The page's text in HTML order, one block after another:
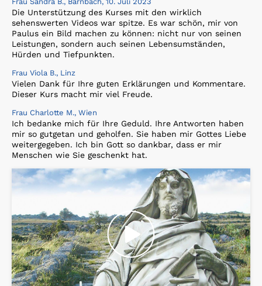
Die Unterstützung des Kurses mit den wirklich
sehenswerten Videos war spitze. Es war schön, mir von
Paulus ein Bild machen zu können: nicht nur von seinen
Leistungen, sondern auch seinen Lebensumständen,
Hürden und Tiefpunkten.
Frau Viola B., Linz
Vielen Dank für Ihre guten Erklärungen und Kommentare.
Dieser Kurs macht mir viel Freude.
Frau Charlotte M., Wien
Ich bedanke mich für Ihre Geduld. Ihre Antworten haben
mir so gutgetan und geholfen. Sie haben mir Gottes Liebe
weitergegeben. Ich bin Gott so dankbar, dass er mir
Menschen wie Sie geschenkt hat.